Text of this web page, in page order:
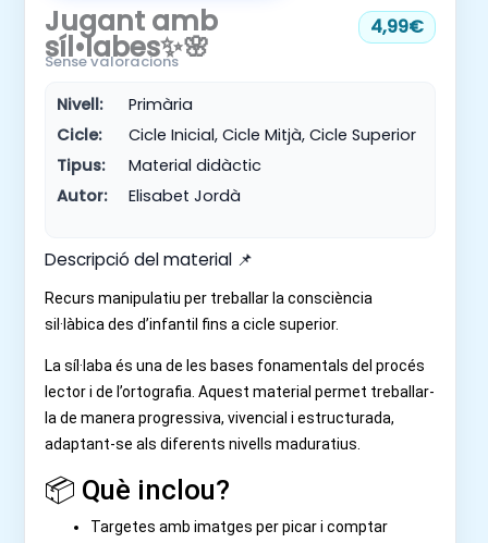
Jugant amb
síl•labes✨🌸
4,99€
Sense valoracions
Nivell:
Primària
Cicle:
Cicle Inicial, Cicle Mitjà, Cicle Superior
Tipus:
Material didàctic
Autor:
Elisabet Jordà
Descripció del material 📌
Recurs manipulatiu per treballar la consciència
sil·làbica des d’infantil fins a cicle superior.
La síl·laba és una de les bases fonamentals del procés
lector i de l’ortografia. Aquest material permet treballar-
la de manera progressiva, vivencial i estructurada,
adaptant-se als diferents nivells maduratius.
📦 Què inclou?
Targetes amb imatges per picar i comptar